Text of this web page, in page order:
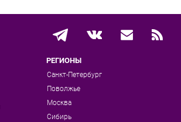
РЕГИОНЫ
Санкт-Петербург
Поволжье
Москва
Сибирь